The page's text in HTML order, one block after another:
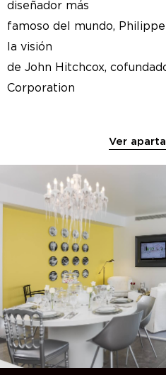
diseñador más
famoso del mundo,
la visión
de John Hitchcox,
Corporation
Ver